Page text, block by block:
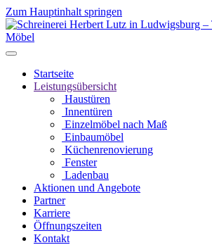
Zum Hauptinhalt springen
Startseite
Leistungsübersicht
Haustüren
Innentüren
Einzelmöbel nach Maß
Einbaumöbel
Küchenrenovierung
Fenster
Ladenbau
Aktionen und Angebote
Partner
Karriere
Öffnungszeiten
Kontakt